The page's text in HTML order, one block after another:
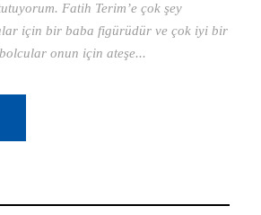
Fatih Terim’e çok şey
için bir baba figürüdür ve çok iyi bir
onun için ateşe...